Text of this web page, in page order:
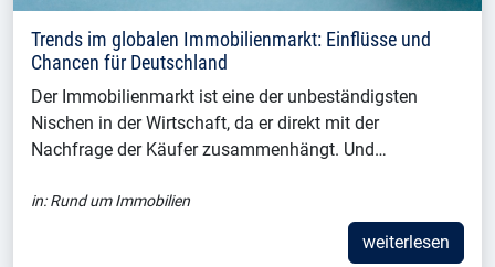
Trends im globalen Immobilienmarkt: Einflüsse und
Chancen für Deutschland
Der Immobilienmarkt ist eine der unbeständigsten
Nischen in der Wirtschaft, da er direkt mit der
Nachfrage der Käufer zusammenhängt. Und…
in:Rund um Immobilien
weiterlesen